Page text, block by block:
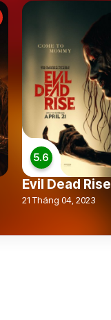
5.6
Evil Dead Rise
21 Tháng 04, 2023